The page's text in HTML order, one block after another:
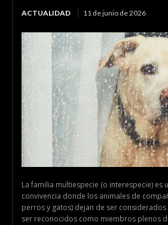
ACTUALIDAD 11 de junio de 2026
La familia multiespecie (o interespecie) es
convivencia donde los animales de
perros y gatos) dejan de ser
ser reconocidos como miembros plenos